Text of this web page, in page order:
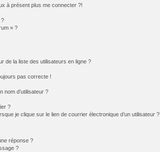
à présent plus me connecter ?!
?
» ?
de la liste des utilisateurs en ligne ?
pas correcte !
nom d’utilisateur ?
?
je clique sur le lien de courrier électronique d’un utilisateur ?
réponse ?
?